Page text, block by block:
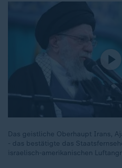
Das geistliche Oberhaupt Irans,
- das bestätigte das
israelisch-amerikanischen